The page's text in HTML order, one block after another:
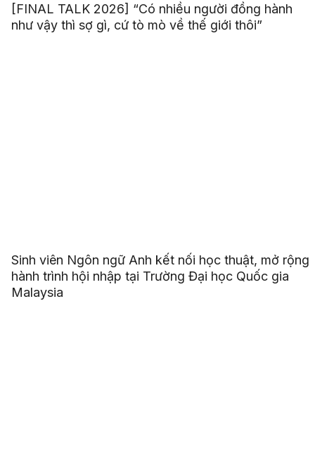
[FINAL TALK 2026] “Có nhiều người đồng hành
như vậy thì sợ gì, cứ tò mò về thế giới thôi”
Sinh viên Ngôn ngữ Anh kết nối học thuật, mở rộng
hành trình hội nhập tại Trường Đại học Quốc gia
Malaysia